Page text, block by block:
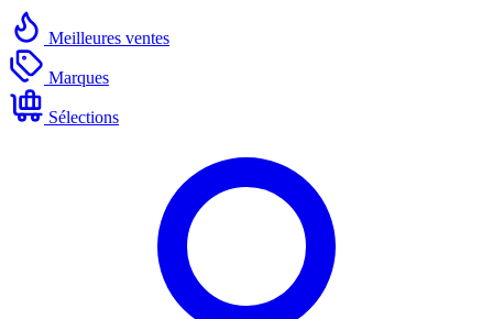
Meilleures ventes
Marques
Sélections